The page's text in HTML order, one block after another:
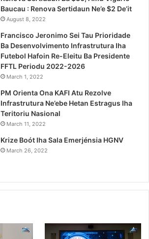
Baucau : Renova Sertidaun Ne’e $2 De’it
August 8, 2022
Francisco Jeronimo Sei Tau Prioridade
Ba Desenvolvimento Infrastrutura Iha
Futebol Hafoin Re-Eleitu Ba Presidente
FFTL Periodu 2022-2026
March 1, 2022
PM Orienta Ona KAFI Atu Rezolve
Infrastrutura Ne’ebe Hetan Estragus Iha
Teritoriu Nasional
March 11, 2022
Krize Boót Iha Sala Emerjénsia HGNV
March 26, 2022